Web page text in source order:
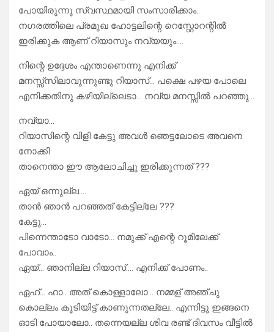
പോയിരുന്നു സ്വസ്ഥമായി സംസാരിക്കാം..
നഗരത്തിലെ പ്രമുഖ ഹോട്ടലിന്റെ റെസ്റ്റോറന്റിൽ
ഇരിക്കുക ആണ് റിയാസും നവ്യയും….
നിന്റെ ഉദ്ദേശം എന്താണെന്നു എനിക്ക്
മനസ്സ്സിലാവുന്നുണ്ടു റിയാസ്… പക്ഷെ പഴയ പോലെ
എനിക്കതിനു കഴിയില്ലെടാ… നവ്യ മനസ്സിൽ പറഞ്ഞു…
നവ്യാ…
റിയാസിന്റെ വിളി കേട്ടു അവൾ ഞെട്ടലോടെ അവനെ
നോക്കി
താനെന്താ ഈ ആലോചിച്ചു ഇരിക്കുന്നത് ???
ഏയ്‌ ഒന്നുല്ല….
താൻ ഞാൻ പറഞ്ഞത് കേട്ടില്ലേ ???
കേട്ടു…
പിന്നെന്താടോ വാടോ… നമുക്ക് എന്റെ റൂമിലേക്ക്
പോവാം..
ഏയ്‌… ഞാനില്ല റിയാസ്…. എനിക്ക് പോണം..
ഏഹ്… ഹാ.. അത് കൊള്ളാലോ… നമ്മള് അഞ്ചു
കൊല്ലം കൂടിയിട്ട് കാണുന്നതല്ലേ.. എന്നിട്ടു ഇങ്ങനെ
ഓടി പോയാലോ.. തന്നെയല്ല ശിവ രണ്ട് ദിവസം വീട്ടിൽ